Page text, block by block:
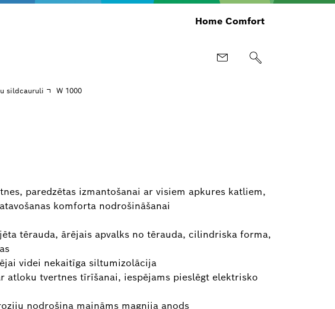
Home Comfort
sildcauruli W 1000
paredzētas izmantošanai ar visiem apkures katliem,
komforta nodrošināšanai
tērauda, ārējais apvalks no tērauda, cilindriska forma,
videi nekaitīga siltumizolācija
atloku tvertnes tīrīšanai, iespējams pieslēgt elektrisko
nodrošina maināms magnija anods